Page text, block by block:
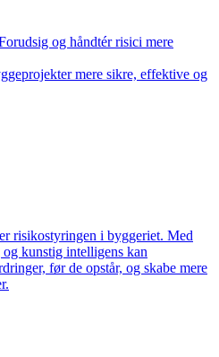
og håndtér risici mere
mere sikre, effektive og
risikostyringen i byggeriet. Med
kunstig intelligens kan
før de opstår, og skabe mere